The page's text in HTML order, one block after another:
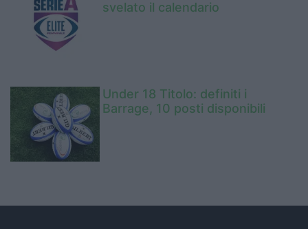
svelato il calendario
Under 18 Titolo: definiti i
Barrage, 10 posti disponibili